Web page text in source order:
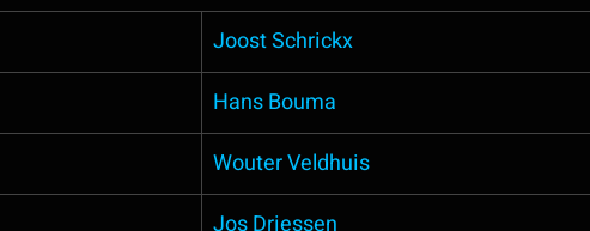
Joost Schrickx
Hans Bouma
Wouter Veldhuis
Jos Driessen